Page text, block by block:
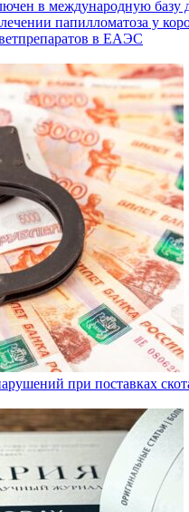
в международную базу
папилломатоза у
в ЕАЭС
при поставках